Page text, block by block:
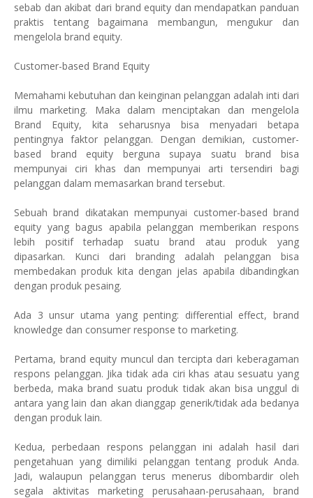
sebab dan akibat dari brand equity dan mendapatkan panduan
praktis tentang bagaimana membangun, mengukur dan
mengelola brand equity.
Customer-based Brand Equity
Memahami kebutuhan dan keinginan pelanggan adalah inti dari
ilmu marketing. Maka dalam menciptakan dan mengelola
Brand Equity, kita seharusnya bisa menyadari betapa
pentingnya faktor pelanggan. Dengan demikian, customer-
based brand equity berguna supaya suatu brand bisa
mempunyai ciri khas dan mempunyai arti tersendiri bagi
pelanggan dalam memasarkan brand tersebut.
Sebuah brand dikatakan mempunyai customer-based brand
equity yang bagus apabila pelanggan memberikan respons
lebih positif terhadap suatu brand atau produk yang
dipasarkan. Kunci dari branding adalah pelanggan bisa
membedakan produk kita dengan jelas apabila dibandingkan
dengan produk pesaing.
Ada 3 unsur utama yang penting: differential effect, brand
knowledge dan consumer response to marketing.
Pertama, brand equity muncul dan tercipta dari keberagaman
respons pelanggan. Jika tidak ada ciri khas atau sesuatu yang
berbeda, maka brand suatu produk tidak akan bisa unggul di
antara yang lain dan akan dianggap generik/tidak ada bedanya
dengan produk lain.
Kedua, perbedaan respons pelanggan ini adalah hasil dari
pengetahuan yang dimiliki pelanggan tentang produk Anda.
Jadi, walaupun pelanggan terus menerus dibombardir oleh
segala aktivitas marketing perusahaan-perusahaan, brand